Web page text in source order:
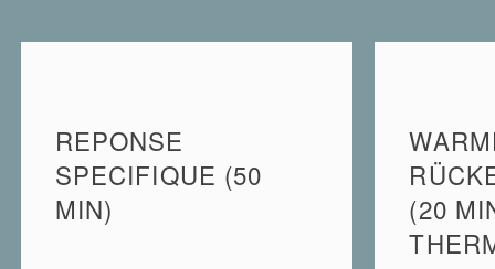
REPONSE
SPECIFIQUE (50
MIN)
(20